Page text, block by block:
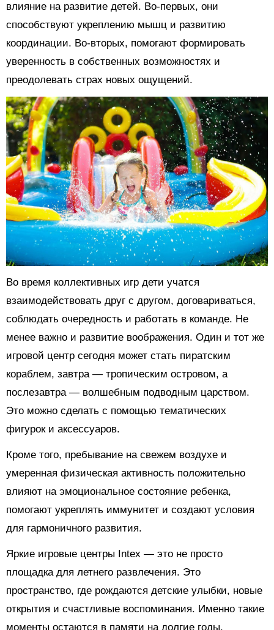
влияние на развитие детей. Во-первых, они
способствуют укреплению мышц и развитию
координации. Во-вторых, помогают формировать
уверенность в собственных возможностях и
преодолевать страх новых ощущений.
Во время коллективных игр дети учатся
взаимодействовать друг с другом, договариваться,
соблюдать очередность и работать в команде. Не
менее важно и развитие воображения. Один и тот же
игровой центр сегодня может стать пиратским
кораблем, завтра — тропическим островом, а
послезавтра — волшебным подводным царством.
Это можно сделать с помощью тематических
фигурок и аксессуаров.
Кроме того, пребывание на свежем воздухе и
умеренная физическая активность положительно
влияют на эмоциональное состояние ребенка,
помогают укреплять иммунитет и создают условия
для гармоничного развития.
Яркие игровые центры Intex — это не просто
площадка для летнего развлечения. Это
пространство, где рождаются детские улыбки, новые
открытия и счастливые воспоминания. Именно такие
моменты остаются в памяти на долгие годы,